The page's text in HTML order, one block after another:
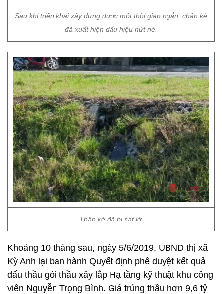
Sau khi triển khai xây dựng được một thời gian ngắn, chân kè
đã xuất hiện dấu hiệu nứt nẻ.
Thân kè đã bị sạt lở.
Khoảng 10 tháng sau, ngày 5/6/2019, UBND thị xã
Kỳ Anh lại ban hành Quyết định phê duyệt kết quả
đấu thầu gói thầu xây lắp Hạ tầng kỹ thuật khu công
viên Nguyễn Trọng Bình. Giá trúng thầu hơn 9,6 tỷ